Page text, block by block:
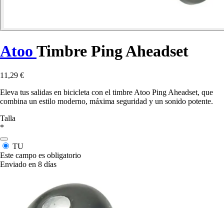
Atoo Timbre Ping Aheadset
11,29 €
Eleva tus salidas en bicicleta con el timbre Atoo Ping Aheadset, que
combina un estilo moderno, máxima seguridad y un sonido potente.
Talla
*
TU
Este campo es obligatorio
Enviado en 8 días